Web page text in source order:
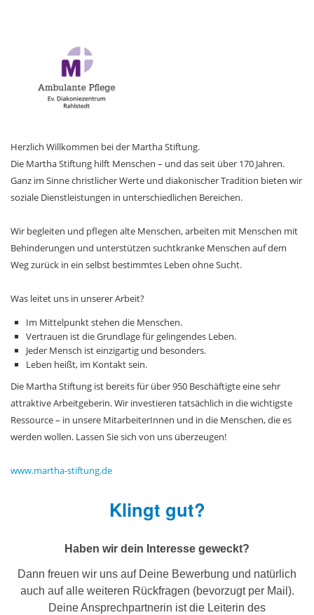
Herzlich Willkommen bei der Martha Stiftung.
Die Martha Stiftung hilft Menschen – und das seit über 170 Jahren.
Ganz im Sinne christlicher Werte und diakonischer Tradition bieten wir
soziale Dienstleistungen in unterschiedlichen Bereichen.
Wir begleiten und pflegen alte Menschen, arbeiten mit Menschen mit
Behinderungen und unterstützen suchtkranke Menschen auf dem
Weg zurück in ein selbst bestimmtes Leben ohne Sucht.
Was leitet uns in unserer Arbeit?
Im Mittelpunkt stehen die Menschen.
Vertrauen ist die Grundlage für gelingendes Leben.
Jeder Mensch ist einzigartig und besonders.
Leben heißt, im Kontakt sein.
Die Martha Stiftung ist bereits für über 950 Beschäftigte eine sehr
attraktive Arbeitgeberin. Wir investieren tatsächlich in die wichtigste
Ressource – in unsere MitarbeiterInnen und in die Menschen, die es
werden wollen. Lassen Sie sich von uns überzeugen!
www.martha-stiftung.de
Klingt gut?
Haben wir dein Interesse geweckt?
Dann freuen wir uns auf Deine Bewerbung und natürlich
auch auf alle weiteren Rückfragen (bevorzugt per Mail).
Deine Ansprechpartnerin ist die Leiterin des